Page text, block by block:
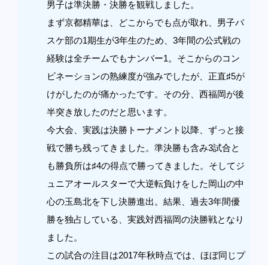
男子は準決勝・決勝を観戦しました。
まず京都精華は、どこからでも点が取れ、男子バ
スケ部の1期生が3年生のため、3年間の公式戦の
経験は全チームでもナンバー1。そこからのコン
ビネーションの熟練度が強みでしたが、正直♯5が
けがしたのが痛かったです。その分、西福岡が後
半突き放したのだと思います。
今大会、実践は決勝トーナメント以降、ずっと接
戦で勝ち残ってきました。準決勝も含み3試合と
も勝負所は♯4の得点で勝ってきました。そしてジ
ュニアオールスターで大逆転負けをした岡山の中
心の玉島北を下し決勝進出。結果、過去3年間優
勝を独占している、実践対西福岡の決勝戦となり
ました。
この試合の注目は2017年秋時点では、ほぼ同じプ